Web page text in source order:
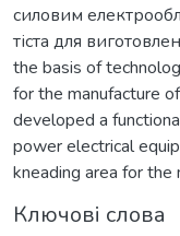
силовим
тіста для
the basis of
for the manufacture
developed a
power electrical
kneading area for the
Ключові слова